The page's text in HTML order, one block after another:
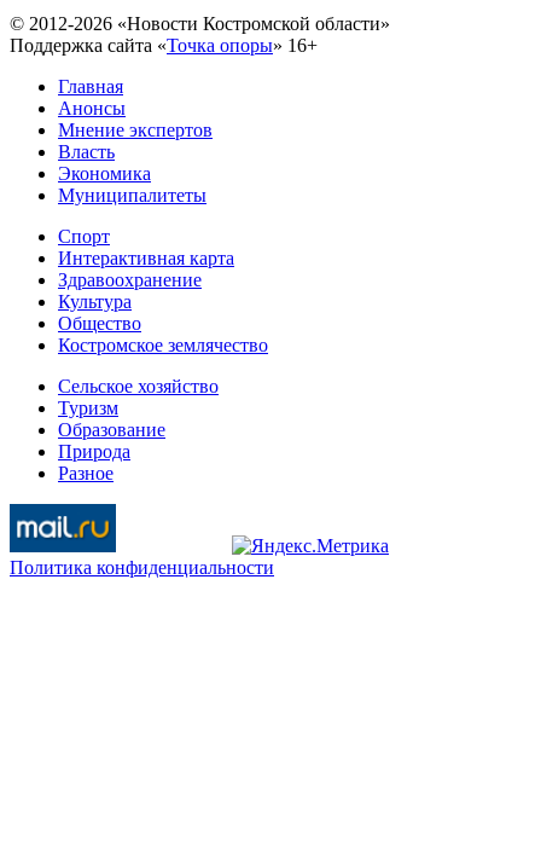
© 2012-2026 «Новости Костромской области»
Поддержка сайта «Точка опоры» 16+
Главная
Анонсы
Мнение экспертов
Власть
Экономика
Муниципалитеты
Спорт
Интерактивная карта
Здравоохранение
Культура
Общество
Костромское землячество
Сельское хозяйство
Туризм
Образование
Природа
Разное
Политика конфиденциальности